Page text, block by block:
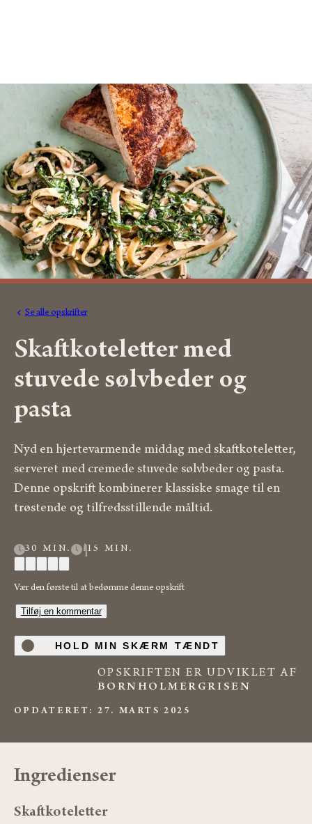
Se alle opskrifter
Skaftkoteletter med
stuvede sølvbeder og
pasta
Nyd en hjertevarmende middag med skaftkoteletter,
serveret med cremede stuvede sølvbeder og pasta.
Denne opskrift kombinerer klassiske smage til en
trøstende og tilfredsstillende måltid.
30 MIN. 15 MIN.
Vær den første til at bedømme denne opskrift
Tilføj en kommentar
HOLD MIN SKÆRM TÆNDT
OPSKRIFTEN ER UDVIKLET AF
BORNHOLMERGRISEN
OPDATERET: 27. MARTS 2025
Ingredienser
Skaftkoteletter